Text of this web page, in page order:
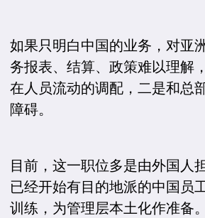
如果只明白中国的业务，对亚
务报表、结算、政策难以理解
在人员流动的调配，二是和总
障碍。
目前，这一职位多是由外国人
已经开始有目的地派的中国员
训练，为管理层本土化作准备。